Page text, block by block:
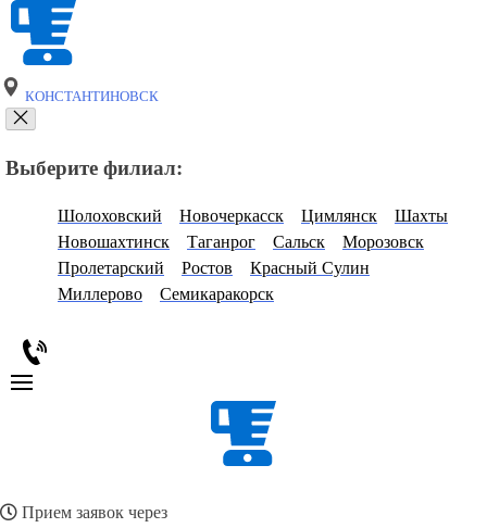
КОНСТАНТИНОВСК
Выберите филиал:
Шолоховский Новочеркасск Цимлянск
Шахты
Новошахтинск
Таганрог Сальск
Морозовск
Пролетарский
Ростов
Красный Сулин
Миллерово
Семикаракорск
Прием заявок через